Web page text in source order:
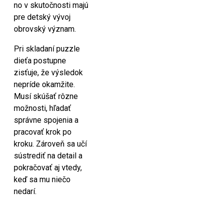
no v skutočnosti majú
pre detský vývoj
obrovský význam.
Pri skladaní puzzle
dieťa postupne
zisťuje, že výsledok
nepríde okamžite.
Musí skúšať rôzne
možnosti, hľadať
správne spojenia a
pracovať krok po
kroku. Zároveň sa učí
sústrediť na detail a
pokračovať aj vtedy,
keď sa mu niečo
nedarí.